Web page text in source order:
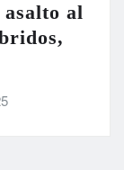
al